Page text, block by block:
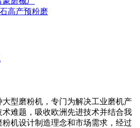
高产预粉磨
大型磨粉机，专门为解决工业磨机产
难题，吸收欧洲先进技术并结合我
机设计制造理念和市场需求，经过